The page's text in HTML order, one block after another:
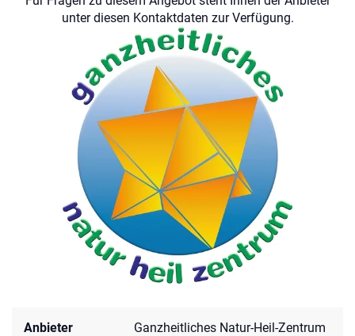
unter diesen Kontaktdaten zur Verfügung.
Anbieter
Ganzheitliches Natur-Heil-Zentrum